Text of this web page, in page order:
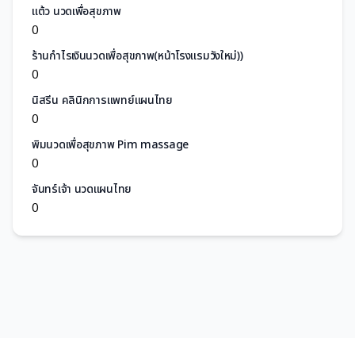
แต้ว นวดเพื่อสุขภาพ
0
ร้านกำไรเงินนวดเพื่อสุขภาพ(หน้าโรงแรมวังใหม่))
0
นิสรีน คลินิกการแพทย์แผนไทย
0
พิมนวดเพื่อสุขภาพ Pim massage
0
จันทร์เจ้า นวดเเผนไทย
0